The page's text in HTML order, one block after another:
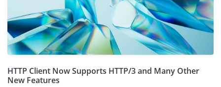
HTTP Client Now Supports HTTP/3 and Many Other
New Features